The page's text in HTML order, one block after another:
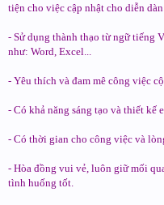
tiện cho việc cập nhật cho diễn
- Sử dụng thành thạo từ ngữ tiếng
như: Word, Excel...
- Yêu thích và đam mê công việc
- Có khả năng sáng tạo và thiết kế
- Có thời gian cho công việc và
- Hòa đồng vui vẻ, luôn giữ mối
tình huống tốt.